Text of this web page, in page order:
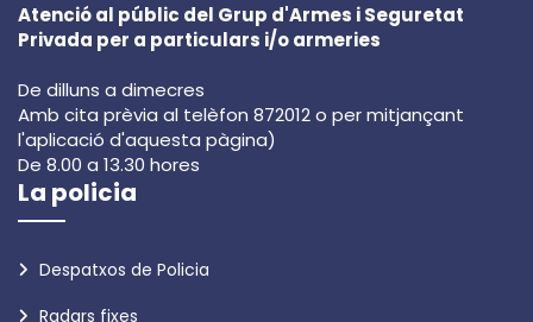
Atenció al públic del Grup d'Armes i Seguretat
Privada per a particulars i/o armeries
De dilluns a dimecres
Amb cita prèvia al telèfon 872012 o per mitjançant
l'aplicació d'aquesta pàgina)
De 8.00 a 13.30 hores
La policia
Despatxos de Policia
Radars fixes